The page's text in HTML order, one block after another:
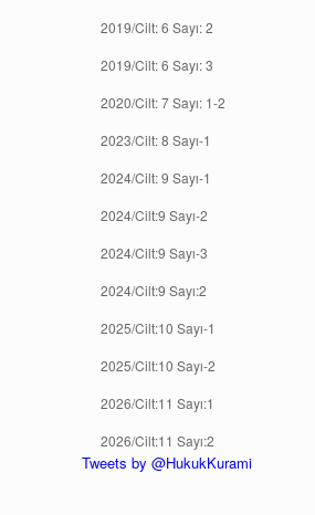
2019/Cilt: 6 Sayı: 2
2019/Cilt: 6 Sayı: 3
2020/Cilt: 7 Sayı: 1-2
2023/Cilt: 8 Sayı-1
2024/Cilt: 9 Sayı-1
2024/Cilt:9 Sayı-2
2024/Cilt:9 Sayı-3
2024/Cilt:9 Sayı:2
2025/Cilt:10 Sayı-1
2025/Cilt:10 Sayı-2
2026/Cilt:11 Sayı:1
2026/Cilt:11 Sayı:2
Tweets by @HukukKurami